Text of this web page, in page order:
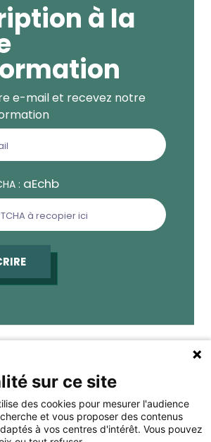
à la
e-mail et recevez notre
: aEchb
CHAURAY
sur ce site
des cookies pour mesurer l'audience
et vous proposer des contenus
à vos centres d'intérêt. Vous pouvez